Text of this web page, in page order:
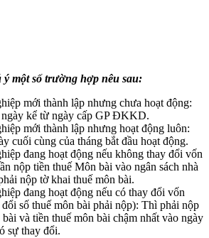
một số trường hợp nêu sau:
mới thành lập nhưng chưa hoạt động:
ngày kể từ ngày cấp GP ĐKKD.
mới thành lập nhưng hoạt động luôn:
cuối cùng của tháng bắt đầu hoạt động.
đang hoạt động nếu không thay đổi vốn
nộp tiền thuế Môn bài vào ngân sách nhà
nộp tờ khai thuế môn bài.
đang hoạt động nếu có thay đổi vốn
số thuế môn bài phải nộp): Thì phải nộp
và tiền thuế môn bài chậm nhất vào ngày
sự thay đổi.